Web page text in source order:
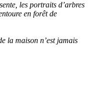
les portraits d’arbres
en forêt de
la maison n’est jamais